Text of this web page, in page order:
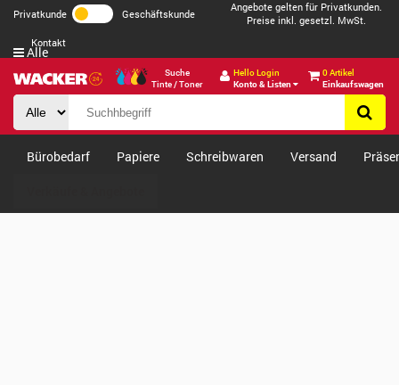
Privatkunde Geschäftskunde
Angebote gelten für Privatkunden.
Preise inkl. gesetzl. MwSt.
Kontakt
Suche
Tinte / Toner
Hello Login
Konto & Listen
0 Artikel
Einkaufswagen
Alle
Bürobedarf Papiere Schreibwaren Versand